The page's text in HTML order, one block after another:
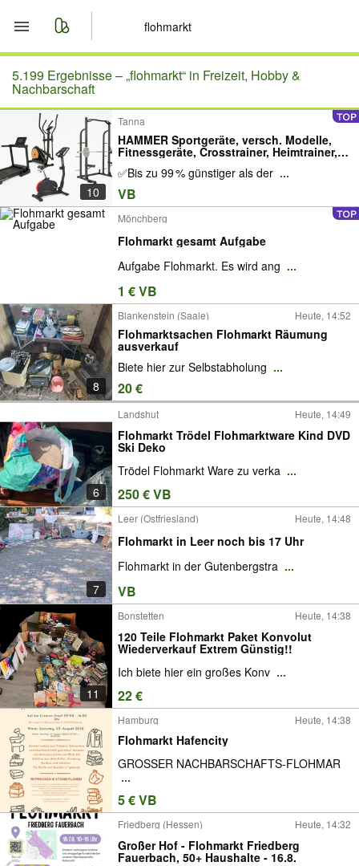
Start
Merkliste
Nachrichten
Anzeige aufgeben
5.199 Ergebnisse –„flohmarkt“ in Freizeit, Hobby &
Nachbarschaft
10
Tanna
HAMMER Sportgeräte, versch. Modelle,
Fitnessgeräte, Crosstrainer, Heimtrainer,
Laufbänder u.a., Sportbedarf,
Fitnessbedarf, Sportartikel, Flohmarkt
Großhandel Restposten
✅Bis zu 99 % günstiger als der ...
VB
Mönchberg
Flohmarkt gesamt Aufgabe
Aufgabe Flohmarkt. Es wird ang ...
1 € VB
8
Blankenstein (Saale) Heute, 14:52
Flohmarktsachen Flohmarkt Räumung
ausverkauf
Biete hier zur Selbstabholung ...
20 €
6
Landshut Heute, 14:49
Flohmarkt Trödel Flohmarktware Kind DVD
Ski Deko
Trödel Flohmarkt Ware zu verka ...
250 € VB
7
Leer (Ostfriesland) Heute, 14:48
Flohmarkt in Leer noch bis 17 Uhr
Flohmarkt in der Gutenbergstra ...
VB
11
Bonstetten Heute, 14:38
120 Teile Flohmarkt Paket Konvolut
Wiederverkauf Extrem Günstig!!
Ich biete hier ein großes Konv ...
22 €
Hamburg Heute, 14:38
Flohmarkt Hafencity
GROSSER NACHBARSCHAFTS-FLOHMAR
...
5 € VB
Friedberg (Hessen) Heute, 14:32
Großer Hof - Flohmarkt Friedberg
Fauerbach, 50+ Haushalte - 16.8.